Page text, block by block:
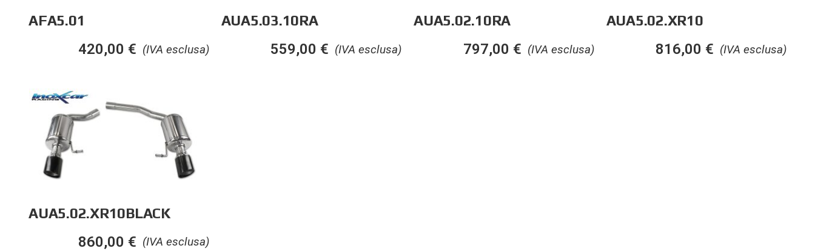
AFA5.01
(IVA esclusa)
420,00 €
AUA5.03.10RA
(IVA esclusa)
559,00 €
AUA5.02.10RA
(IVA esclusa)
797,00 €
AUA5.02.XR10
(IVA esclusa)
816,00 €
AUA5.02.XR10BLACK
(IVA esclusa)
860,00 €